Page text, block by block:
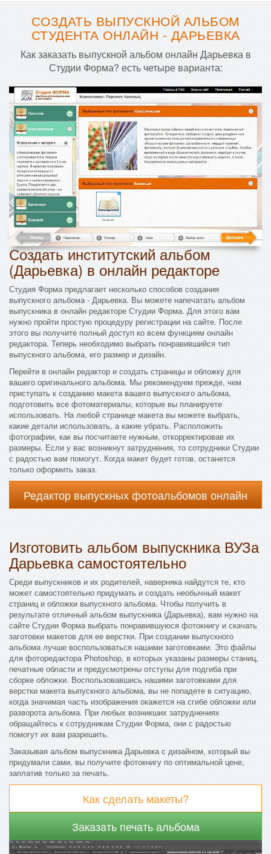
СОЗДАТЬ ВЫПУСКНОЙ АЛЬБОМ
СТУДЕНТА ОНЛАЙН - ДАРЬЕВКА
Как заказать выпускной альбом онлайн Дарьевка в
Студии Форма? есть четыре варианта:
Создать институтский альбом
(Дарьевка) в онлайн редакторе
Студия Форма предлагает несколько способов создания
выпускного альбома - Дарьевка. Вы можете напечатать альбом
выпускника в онлайн редакторе Студии Форма. Для этого вам
нужно пройти простую процедуру регистрации на сайте. После
этого вы получите полный доступ ко всем функциям онлайн
редактора. Теперь необходимо выбрать понравившийся тип
выпускного альбома, его размер и дизайн.
Перейти в онлайн редактор и создать страницы и обложку для
вашего оригинального альбома. Мы рекомендуем прежде, чем
приступать к созданию макета вашего выпускного альбома,
подготовить все фотоматериалы, которые вы планируете
использовать. На любой странице макета вы можете выбрать,
какие детали использовать, а какие убрать. Расположить
фотографии, как вы посчитаете нужным, откорректировав их
размеры. Если у вас возникнут затруднения, то сотрудники Студии
с радостью вам помогут. Когда макет будет готов, останется
только оформить заказ.
Редактор выпускных фотоальбомов онлайн
Изготовить альбом выпускника ВУЗа
Дарьевка самостоятельно
Среди выпускников и их родителей, наверняка найдутся те, кто
может самостоятельно придумать и создать необычный макет
страниц и обложки выпускного альбома. Чтобы получить в
результате отличный альбом выпускника (Дарьевка), вам нужно на
сайте Студии Форма выбрать понравившуюся фотокнигу и скачать
заготовки макетов для ее верстки. При создании выпускного
альбома лучше воспользоваться нашими заготовками. Это файлы
для фоторедактора Photoshop, в которых указаны размеры станиц,
печатные области и предусмотрены отступы для подгиба при
сборке обложки. Воспользовавшись нашими заготовками для
верстки макета выпускного альбома, вы не попадете в ситуацию,
когда значимая часть изображения окажется на сгибе обложки или
разворота альбома. При любых возникших затруднениях
обращайтесь к сотрудникам Студии Форма, они с радостью
помогут их вам разрешить.
Заказывая альбом выпускника Дарьевка с дизайном, который вы
придумали сами, вы получите фотокнигу по оптимальной цене,
заплатив только за печать.
Как сделать макеты?
Заказать печать альбома